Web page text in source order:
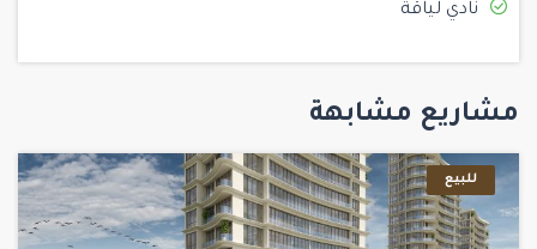
نادي لياقة
مشاريع مشابهة
للبيع